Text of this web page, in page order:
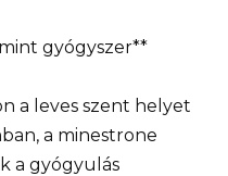
gyógyszer**
a leves szent helyet
a minestrone
a gyógyulás